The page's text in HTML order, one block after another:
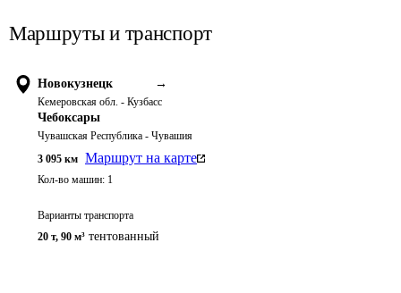
Маршруты и транспорт
Новокузнецк →
Кемеровская обл. - Кузбасс
Чебоксары
Чувашская Республика - Чувашия
3 095 км Маршрут на карте
Кол-во машин: 1
Варианты транспорта
20 т, 90 м³ тентованный